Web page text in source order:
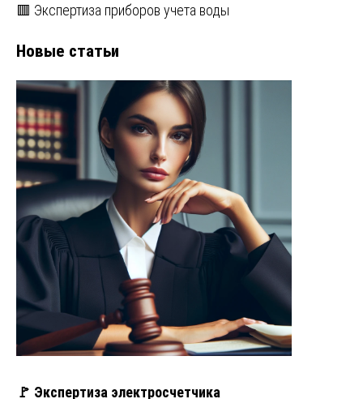
🟥 Экспертиза приборов учета воды
Новые статьи
🚩 Экспертиза электросчетчика